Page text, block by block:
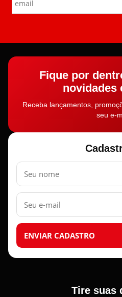
Fique por
novidades
Receba lançamentos,
seu e-
Nome
E-
mail
ENVIAR CADASTRO
Tire suas